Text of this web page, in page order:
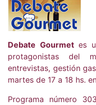
Debate Gourmetes
protagonistas del
entrevistas, gestión
martes de 17 a 18 hs.
Programa número